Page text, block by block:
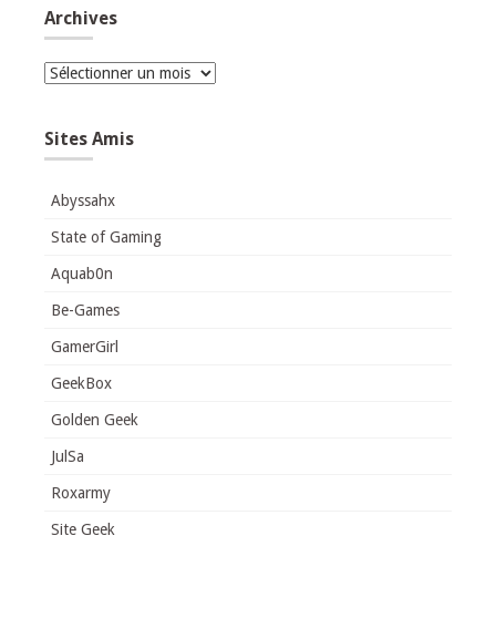
Archives
Archives
Sites Amis
Abyssahx
State of Gaming
Aquab0n
Be-Games
GamerGirl
GeekBox
Golden Geek
JulSa
Roxarmy
Site Geek